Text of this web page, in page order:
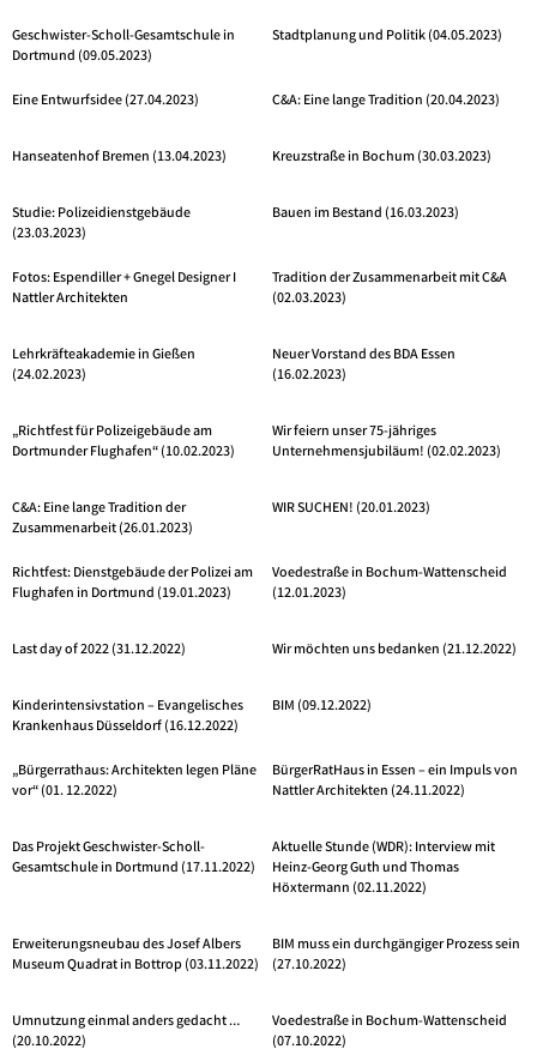
Geschwister-Scholl-Gesamtschule in
Dortmund (09.05.2023)
Stadtplanung und Politik (04.05.2023)
Eine Entwurfsidee (27.04.2023) C&A: Eine lange Tradition (20.04.2023)
Hanseatenhof Bremen (13.04.2023) Kreuzstraße in Bochum (30.03.2023)
Studie: Polizeidienstgebäude
(23.03.2023)
Bauen im Bestand (16.03.2023)
Fotos: Espendiller + Gnegel Designer I
Nattler Architekten
Tradition der Zusammenarbeit mit C&A
(02.03.2023)
Lehrkräfteakademie in Gießen
(24.02.2023)
Neuer Vorstand des BDA Essen
(16.02.2023)
„Richtfest für Polizeigebäude am
Dortmunder Flughafen“ (10.02.2023)
Wir feiern unser 75-jähriges
Unternehmensjubiläum! (02.02.2023)
C&A: Eine lange Tradition der
Zusammenarbeit (26.01.2023)
WIR SUCHEN! (20.01.2023)
Richtfest: Dienstgebäude der Polizei am
Flughafen in Dortmund (19.01.2023)
Voedestraße in Bochum-Wattenscheid
(12.01.2023)
Last day of 2022 (31.12.2022) Wir möchten uns bedanken (21.12.2022)
Kinderintensivstation – Evangelisches
Krankenhaus Düsseldorf (16.12.2022)
BIM (09.12.2022)
„Bürgerrathaus: Architekten legen Pläne
vor“ (01. 12.2022)
BürgerRatHaus in Essen – ein Impuls von
Nattler Architekten (24.11.2022)
Das Projekt Geschwister-Scholl-
Gesamtschule in Dortmund (17.11.2022)
Aktuelle Stunde (WDR): Interview mit
Heinz-Georg Guth und Thomas
Höxtermann (02.11.2022)
Erweiterungsneubau des Josef Albers
Museum Quadrat in Bottrop (03.11.2022)
BIM muss ein durchgängiger Prozess sein
(27.10.2022)
Umnutzung einmal anders gedacht …
(20.10.2022)
Voedestraße in Bochum-Wattenscheid
(07.10.2022)